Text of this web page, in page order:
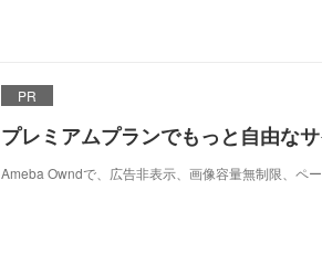
PR
プレミアムプランでもっと自由な
Ameba Owndで、広告非表示、画像容量無制限、ペ